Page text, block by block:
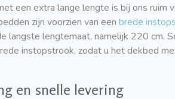
een extra lange lengte is bij ons ruim
zijn voorzien van een brede
langste lengtemaat, namelijk 220 cm.
instopstrook, zodat u het dekbed
en snelle levering